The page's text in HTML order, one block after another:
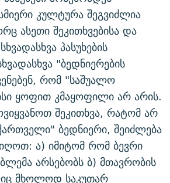
კულტურა შეგვიძლია
ასეთი შეკითხვებისა და
პასუხების
"ბედნიერების
რომ "საშუალო
ყოფით კმაყოფილი არ არის.
შეკითხვა, რატომ არ
ბედნიერი, შეიძლება
ა) იმიტომ რომ ბევრი
არსებობს ბ) მთავრობის
მხოლოდ საკუთარ